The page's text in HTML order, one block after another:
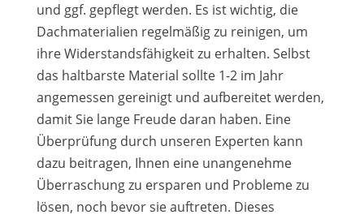
und ggf. gepflegt werden. Es ist wichtig, die
Dachmaterialien regelmäßig zu reinigen, um
ihre Widerstandsfähigkeit zu erhalten. Selbst
das haltbarste Material sollte 1-2 im Jahr
angemessen gereinigt und aufbereitet werden,
damit Sie lange Freude daran haben. Eine
Überprüfung durch unseren Experten kann
dazu beitragen, Ihnen eine unangenehme
Überraschung zu ersparen und Probleme zu
lösen, noch bevor sie auftreten. Dieses